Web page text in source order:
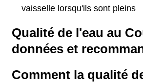
vaisselle lorsqu'ils sont pleins
Qualité de l'eau au
données et
Comment la qualité